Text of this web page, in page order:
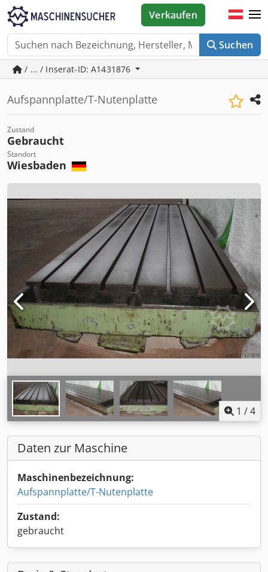
Suchen
Verkaufen
/ ... / Inserat-ID: A1431876
Aufspannplatte/T-Nutenplatte
Zustand
Gebraucht
Standort
Wiesbaden
1 /4
Daten zur Maschine
Maschinenbezeichnung:
Aufspannplatte/T-Nutenplatte
Zustand:
gebraucht